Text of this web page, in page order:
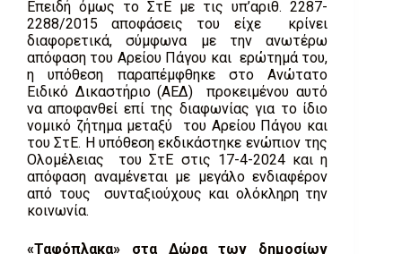
Επειδή όμως το ΣτΕ με τις υπ’αριθ. 2287-
2288/2015 αποφάσεις του είχε κρίνει
διαφορετικά, σύμφωνα με την ανωτέρω
απόφαση του Αρείου Πάγου και ερώτημά του,
η υπόθεση παραπέμφθηκε στο Ανώτατο
Ειδικό Δικαστήριο (ΑΕΔ) προκειμένου αυτό
να αποφανθεί επί της διαφωνίας για το ίδιο
νομικό ζήτημα μεταξύ του Αρείου Πάγου και
του ΣτΕ. Η υπόθεση εκδικάστηκε ενώπιον της
Ολομέλειας του ΣτΕ στις 17-4-2024 και η
απόφαση αναμένεται με μεγάλο ενδιαφέρον
από τους συνταξιούχους και ολόκληρη την
κοινωνία.
«Ταφόπλακα» στα Δώρα των δημοσίων